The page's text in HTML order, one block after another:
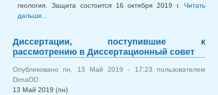
геология. Защита состоится 16 октября 2019 г. Читать
дальше...
Диссертации, поступившие к
рассмотрению в Диссертационный совет
Опубликовано пн, 13 Май 2019 - 17:23 пользователем
DimaDD
13 Май 2019 (пн)